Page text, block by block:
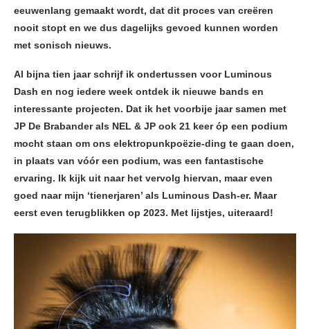
eeuwenlang gemaakt wordt, dat dit proces van creëren
nooit stopt en we dus dagelijks gevoed kunnen worden
met sonisch nieuws.
Al bijna tien jaar schrijf ik ondertussen voor Luminous
Dash en nog iedere week ontdek ik nieuwe bands en
interessante projecten. Dat ik het voorbije jaar samen met
JP De Brabander als NEL & JP ook 21 keer óp een podium
mocht staan om ons elektropunkpoëzie-ding te gaan doen,
in plaats van vóór een podium, was een fantastische
ervaring. Ik kijk uit naar het vervolg hiervan, maar even
goed naar mijn ‘tienerjaren’ als Luminous Dash-er. Maar
eerst even terugblikken op 2023. Met lijstjes, uiteraard!